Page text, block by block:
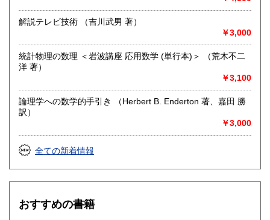
自然科学】
解説テレビ技術 （吉川武男 著）
￥3,000
統計物理の数理 ＜岩波講座 応用数学 (単行本)＞ （荒木不二
洋 著）
￥3,100
論理学への数学的手引き （Herbert B. Enderton 著、嘉田 勝
訳）
￥3,000
全ての新着情報
おすすめの書籍